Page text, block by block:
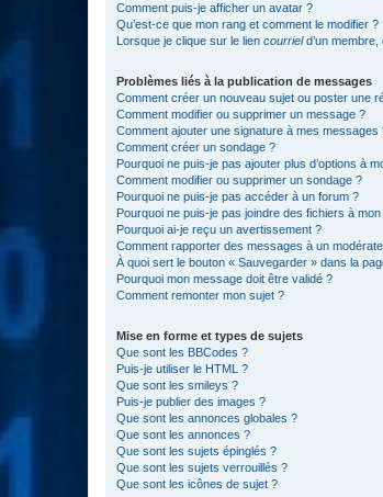
Comment puis-je afficher un avatar ?
Qu’est-ce que mon rang et comment le modifier ?
Lorsque je clique sur le lien courrield’un
Problèmes liés à la publication de messages
Comment créer un nouveau sujet ou poster une
Comment modifier ou supprimer un message ?
Comment ajouter une signature à mes messages
Comment créer un sondage ?
Pourquoi ne puis-je pas ajouter plus d’options à
Comment modifier ou supprimer un sondage ?
Pourquoi ne puis-je pas accéder à un forum ?
Pourquoi ne puis-je pas joindre des fichiers à
Pourquoi ai-je reçu un avertissement ?
Comment rapporter des messages à un
À quoi sert le bouton « Sauvegarder » dans la
Pourquoi mon message doit être validé ?
Comment remonter mon sujet ?
Mise en forme et types de sujets
Que sont les BBCodes ?
Puis-je utiliser le HTML ?
Que sont les smileys ?
Puis-je publier des images ?
Que sont les annonces globales ?
Que sont les annonces ?
Que sont les sujets épinglés ?
Que sont les sujets verrouillés ?
Que sont les icônes de sujet ?